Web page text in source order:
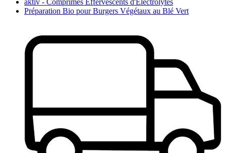
aktiv - Comprimés Effervescents d'Électrolytes
Préparation Bio pour Burgers Végétaux au Blé Vert